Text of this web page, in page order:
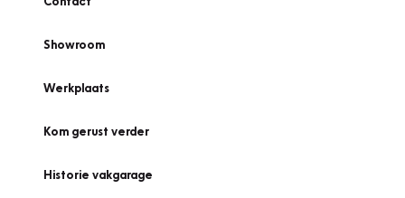
Showroom
Werkplaats
Kom gerust verder
Historie vakgarage